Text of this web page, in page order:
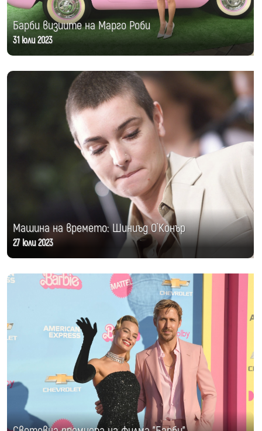
Барби визиите на Марго Роби
31 юли 2023
Машина на времето: Шиниъд О`Конър
27 юли 2023